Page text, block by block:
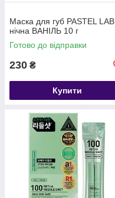
Маска для губ PASTEL LAB
нічна ВАНІЛЬ 10 г
Готово до відправки
230 ₴
Купити